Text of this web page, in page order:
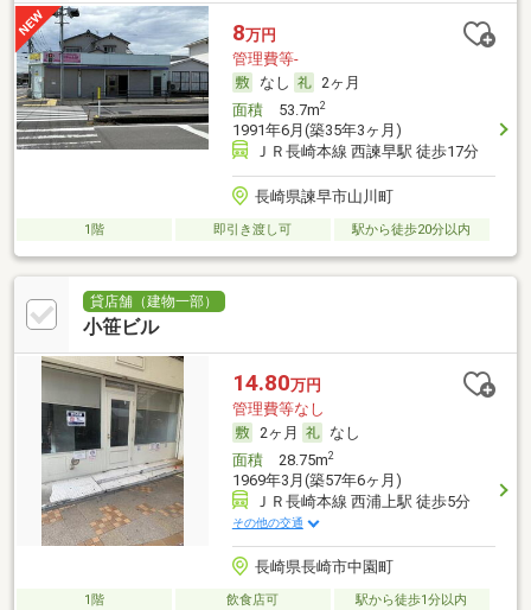
8万円
管理費等-
なし
2ヶ月
面積53.7m2
1991年6月(築35年3ヶ月)
ＪＲ長崎本線 西諫早駅 徒歩17分
長崎県諫早市山川町
1階 即引き渡し可 駅から徒歩20分以内
貸店舗（建物一部）
小笹ビル
14.80万円
管理費等なし
2ヶ月
なし
面積28.75m2
1969年3月(築57年6ヶ月)
ＪＲ長崎本線 西浦上駅 徒歩5分
その他の交通
長崎県長崎市中園町
1階 飲食店可 駅から徒歩1分以内